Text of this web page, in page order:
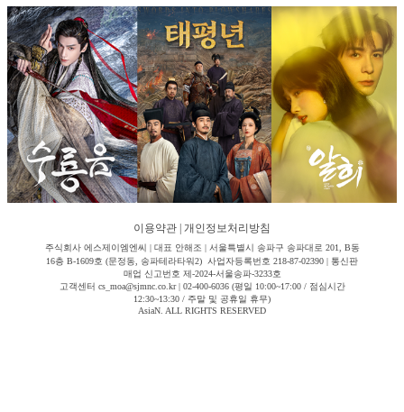
이용약관 개인정보처리방침
주식회사 에스제이엠엔씨 | 대표 안해조 | 서울특별시 송파구 송파대로 201, B동
16층 B-1609호 (문정동, 송파테라타워2) 사업자등록번호 218-87-02390 | 통신판
매업 신고번호 제-2024-서울송파-3233호
고객센터 cs_moa@sjmnc.co.kr | 02-400-6036 (평일 10:00~17:00 / 점심시간
12:30~13:30 / 주말 및 공휴일 휴무)
AsiaN. ALL RIGHTS RESERVED